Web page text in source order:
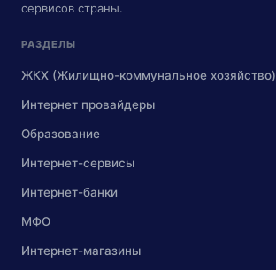
сервисов страны.
РАЗДЕЛЫ
ЖКХ (Жилищно-коммунальное хозяйство)
Интернет провайдеры
Образование
Интернет-сервисы
Интернет-банки
МФО
Интернет-магазины